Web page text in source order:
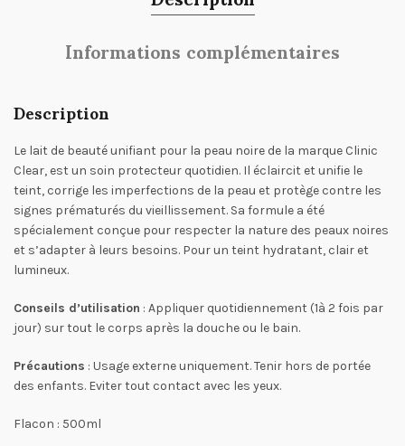
Informations complémentaires
Description
Le lait de beauté unifiant pour la peau noire de la marque Clinic
Clear, est un soin protecteur quotidien. Il éclaircit et unifie le
teint, corrige les imperfections de la peau et protège contre les
signes prématurés du vieillissement. Sa formule a été
spécialement conçue pour respecter la nature des peaux noires
et s’adapter à leurs besoins. Pour un teint hydratant, clair et
lumineux.
Conseils d’utilisation : Appliquer quotidiennement (1à 2 fois par
jour) sur tout le corps après la douche ou le bain.
Précautions : Usage externe uniquement. Tenir hors de portée
des enfants. Eviter tout contact avec les yeux.
Flacon : 500ml